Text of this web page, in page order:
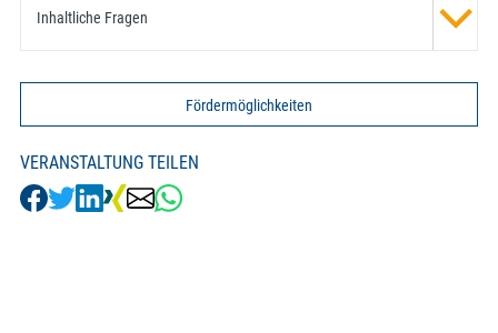
Inhaltliche Fragen
Fördermöglichkeiten
VERANSTALTUNG TEILEN